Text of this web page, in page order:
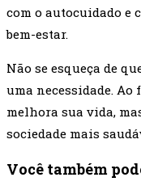
com o autocuidado e
bem-estar.
Não se esqueça de
uma necessidade. Ao
melhora sua vida,
sociedade mais
Você também